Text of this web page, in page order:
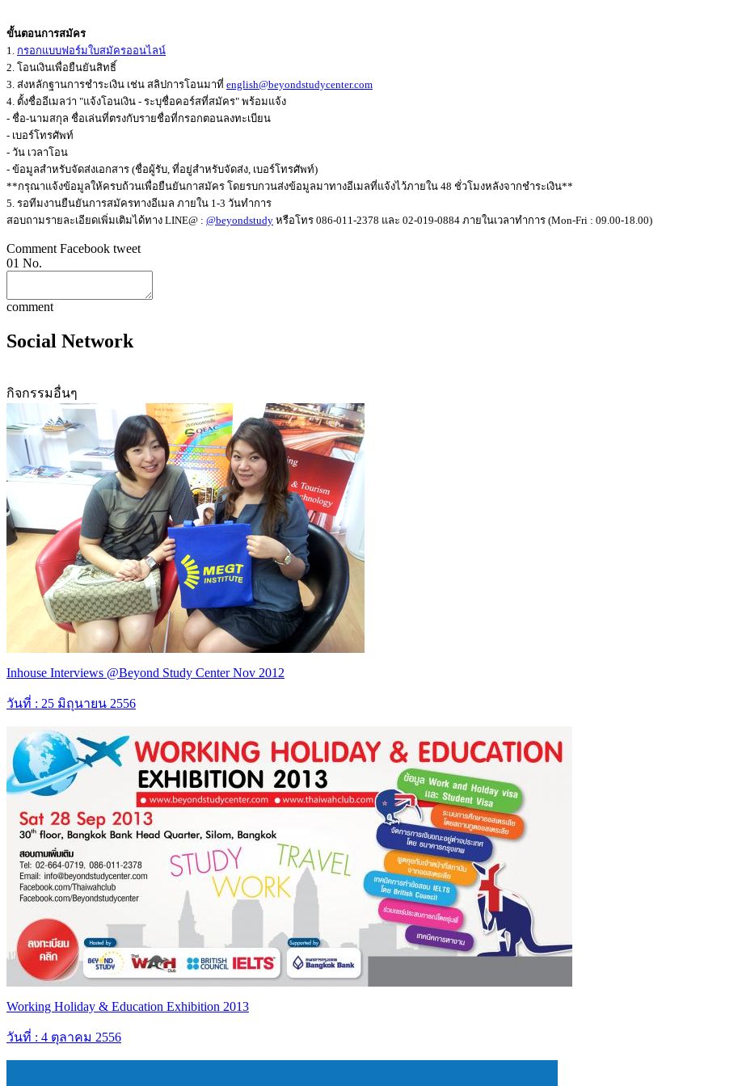
ขั้นตอนการสมัคร
1. กรอกแบบฟอร์มใบสมัครออนไลน์
2. โอนเงินเพื่อยืนยันสิทธิ์
3. ส่งหลักฐานการชำระเงิน เช่น สลิปการโอนมาที่ english@beyondstudycenter.com
4. ตั้งชื่ออีเมลว่า "แจ้งโอนเงิน - ระบุชื่อคอร์สที่สมัคร" พร้อมแจ้ง
- ชื่อ-นามสกุล ชื่อเล่นที่ตรงกับรายชื่อที่กรอกตอนลงทะเบียน
- เบอร์โทรศัพท์
- วัน เวลาโอน
- ข้อมูลสำหรับจัดส่งเอกสาร (ชื่อผู้รับ, ที่อยู่สำหรับจัดส่ง, เบอร์โทรศัพท์)
**กรุณาแจ้งข้อมูลให้ครบถ้วนเพื่อยืนยันกาสมัคร โดยรบกวนส่งข้อมูลมาทางอีเมลที่แจ้งไว้ภายใน 48 ชั่วโมงหลังจากชำระเงิน**
5. รอทีมงานยืนยันการสมัครทางอีเมล ภายใน 1-3 วันทำการ
สอบถามรายละเอียดเพิ่มเติมได้ทาง LINE@ : @beyondstudy หรือโทร 086-011-2378 และ 02-019-0884 ภายในเวลาทำการ (Mon-Fri : 09.00-18.00)
Comment Facebook tweet
01 No.
comment
Social Network
กิจกรรมอื่นๆ
Inhouse Interviews @Beyond Study Center Nov 2012
วันที่ : 25 มิถุนายน 2556
Working Holiday & Education Exhibition 2013
วันที่ : 4 ตุลาคม 2556